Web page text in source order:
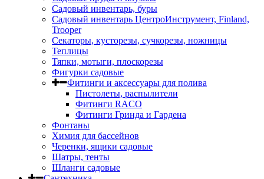
Садовый инвентарь, буры
Садовый инвентарь ЦентроИнструмент, Finland,
Trooper
Секаторы, кусторезы, сучкорезы, ножницы
Теплицы
Тяпки, мотыги, плоскорезы
Фигурки садовые
Фитинги и аксессуары для полива
Пистолеты, распылители
Фитинги RACO
Фитинги Гринда и Гардена
Фонтаны
Химия для бассейнов
Черенки, ящики садовые
Шатры, тенты
Шланги садовые